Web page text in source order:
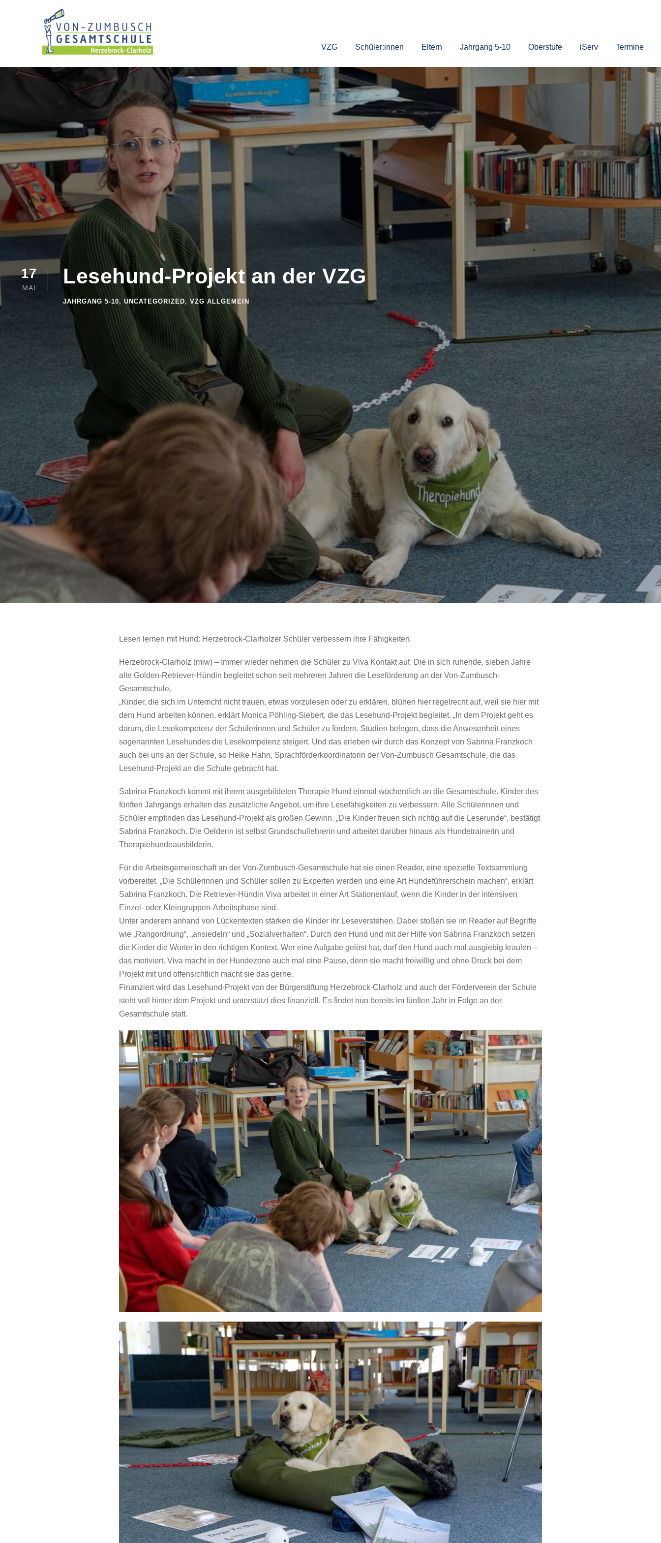
VZG Schüler:innen Eltern Jahrgang 5-10 Oberstufe iServ Termine
17
MAI Lesehund-Projekt an der VZG
JAHRGANG 5-10, UNCATEGORIZED, VZG ALLGEMEIN
Lesen lernen mit Hund: Herzebrock-Clarholzer Schüler verbessern ihre Fähigkeiten.
Herzebrock-Clarholz (miw) – Immer wieder nehmen die Schüler zu Viva Kontakt auf. Die in sich ruhende, sieben Jahre
alte Golden-Retriever-Hündin begleitet schon seit mehreren Jahren die Leseförderung an der Von-Zumbusch-
Gesamtschule.
„Kinder, die sich im Unterricht nicht trauen, etwas vorzulesen oder zu erklären, blühen hier regelrecht auf, weil sie hier mit
dem Hund arbeiten können, erklärt Monica Pöhling-Siebert, die das Lesehund-Projekt begleitet. „In dem Projekt geht es
darum, die Lesekompetenz der Schülerinnen und Schüler zu fördern. Studien belegen, dass die Anwesenheit eines
sogenannten Lesehundes die Lesekompetenz steigert. Und das erleben wir durch das Konzept von Sabrina Franzkoch
auch bei uns an der Schule, so Heike Hahn, Sprachförderkoordinatorin der Von-Zumbusch Gesamtschule, die das
Lesehund-Projekt an die Schule gebracht hat.
Sabrina Franzkoch kommt mit ihrem ausgebildeten Therapie-Hund einmal wöchentlich an die Gesamtschule. Kinder des
fünften Jahrgangs erhalten das zusätzliche Angebot, um ihre Lesefähigkeiten zu verbessern. Alle Schülerinnen und
Schüler empfinden das Lesehund-Projekt als großen Gewinn. „Die Kinder freuen sich richtig auf die Leserunde“, bestätigt
Sabrina Franzkoch. Die Oelderin ist selbst Grundschullehrerin und arbeitet darüber hinaus als Hundetrainerin und
Therapiehundeausbilderin.
Für die Arbeitsgemeinschaft an der Von-Zumbusch-Gesamtschule hat sie einen Reader, eine spezielle Textsammlung
vorbereitet. „Die Schülerinnen und Schüler sollen zu Experten werden und eine Art Hundeführerschein machen“, erklärt
Sabrina Franzkoch. Die Retriever-Hündin Viva arbeitet in einer Art Stationenlauf, wenn die Kinder in der intensiven
Einzel- oder Kleingruppen-Arbeitsphase sind.
Unter anderem anhand von Lückentexten stärken die Kinder ihr Leseverstehen. Dabei stoßen sie im Reader auf Begriffe
wie „Rangordnung“, „ansiedeln“ und „Sozialverhalten“. Durch den Hund und mit der Hilfe von Sabrina Franzkoch setzen
die Kinder die Wörter in den richtigen Kontext. Wer eine Aufgabe gelöst hat, darf den Hund auch mal ausgiebig kraulen –
das motiviert. Viva macht in der Hundezone auch mal eine Pause, denn sie macht freiwillig und ohne Druck bei dem
Projekt mit und offensichtlich macht sie das gerne.
Finanziert wird das Lesehund-Projekt von der Bürgerstiftung Herzebrock-Clarholz und auch der Förderverein der Schule
steht voll hinter dem Projekt und unterstützt dies finanziell. Es findet nun bereits im fünften Jahr in Folge an der
Gesamtschule statt.